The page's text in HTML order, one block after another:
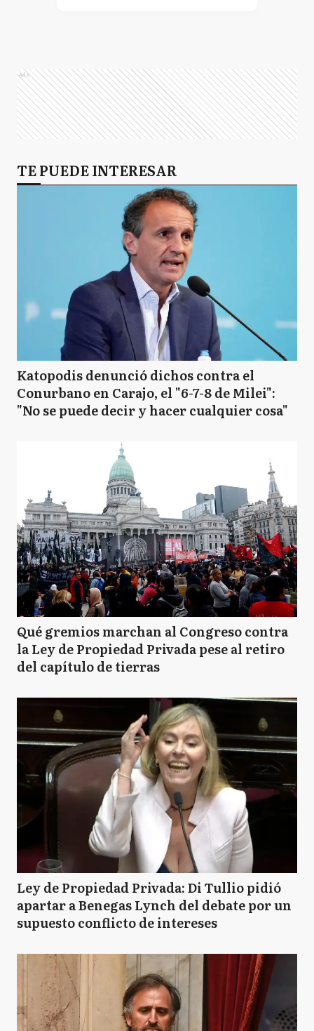
Ads
TE PUEDE INTERESAR
Katopodis denunció dichos contra el
Conurbano en Carajo, el "6-7-8 de Milei":
"No se puede decir y hacer cualquier cosa"
Qué gremios marchan al Congreso contra
la Ley de Propiedad Privada pese al retiro
del capítulo de tierras
Ley de Propiedad Privada: Di Tullio pidió
apartar a Benegas Lynch del debate por un
supuesto conflicto de intereses